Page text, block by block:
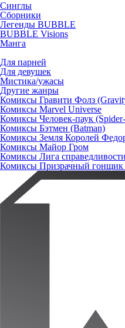
Синглы
Сборники
Легенды BUBBLE
BUBBLE Visions
Манга
Для парней
Для девушек
Мистика/ужасы
Другие жанры
Комиксы Гравити Фолз
Комиксы Marvel Universe
Комиксы Человек-паук
Комиксы Бэтмен (Batman)
Комиксы Земля Королей
Комиксы Майор Гром
Комиксы Лига
Комиксы Призрачный гонщик